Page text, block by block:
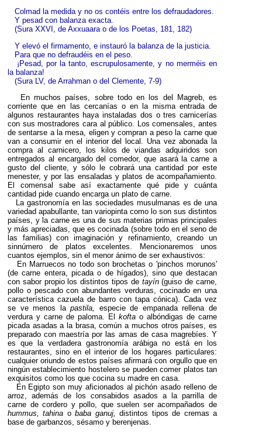
Colmad la medida y no os contéis entre los defraudadores.
Y pesad con balanza exacta.
(Sura XXVI, de Axxuaara o de los Poetas, 181, 182)
Y elevó el firmamento, e instauró la balanza de la justicia.
Para que no defraudéis en el peso.
¡Pesad, por la tanto, escrupulosamente, y no merméis en
la balanza!
(Sura LV, de Arrahman o del Clemente, 7-9)
En muchos países, sobre todo en los del Magreb, es
corriente que en las cercanías o en la misma entrada de
algunos restaurantes haya instaladas dos o tres carnicerías
con sus mostradores cara al público. Los comensales, antes
de sentarse a la mesa, eligen y compran a peso la carne que
van a consumir en el interior del local. Una vez abonada la
compra al carnicero, los kilos de viandas adquiridos son
entregados al encargado del comedor, que asará la carne a
gusto del cliente, y sólo le cobrará una cantidad por este
menester, y por las ensaladas y platos de acompañamiento.
El comensal sabe así exactamente qué pide y cuánta
cantidad pide cuando encarga un plato de carne.
La gastronomía en las sociedades musulmanas es de una
variedad apabullante, tan variopinta como lo son sus distintos
países, y la carne es una de sus materias primas principales
y más apreciadas, que es cocinada (sobre todo en el seno de
las familias) con imaginación y refinamiento, creando un
sinnúmero de platos excelentes. Mencionaremos unos
cuantos ejemplos, sin el menor ánimo de ser exhaustivos:
En Marruecos no todo son brochetas o 'pinchos morunos'
(de carne entera, picada o de hígados), sino que destacan
con sabor propio los distintos tipos de tayín(guiso de carne,
pollo o pescado con abundantes verduras, cocinado en una
característica cazuela de barro con tapa cónica). Cada vez
se ve menos lapastila,
especie de empanada rellena de
verdura y carne de paloma. El kofta o albóndigas de carne
picada asadas a la brasa, común a muchos otros países, es
preparado con maestría por las amas de casa magrebíes. Y
es que la verdadera gastronomía arábiga no está en los
restaurantes, sino en el interior de los hogares particulares:
cualquier oriundo de estos países afirmará con orgullo que en
ningún establecimiento hostelero se pueden comer platos tan
exquisitos como los que cocina su madre en casa.
En Egipto son muy aficionados al pichón asado relleno de
arroz, además de los consabidos asados a la parrilla de
carne de cordero y pollo, que suelen ser acompañados de
hummus, tahina obaba ganuj,
distintos tipos de cremas a
base de garbanzos, sésamo y berenjenas.